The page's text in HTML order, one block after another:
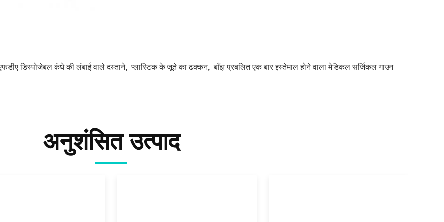
डिस्पोजेबल कंधे की लंबाई वाले दस्ताने,प्लास्टिक के जूते का ढक्कन,बाँझ प्रबलित एक बार इस्तेमाल होने वाला मेडिकल सर्जिकल गाउन
अनुशंसित उत्पाद